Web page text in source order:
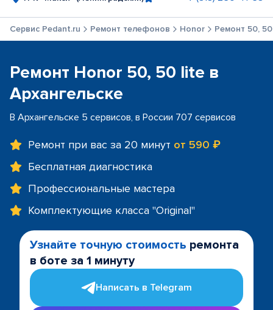
Сервис Pedant.ru Ремонт телефонов Honor Ремонт 50,
Ремонт Honor 50, 50 lite в
Архангельске
В Архангельске 5 сервисов, в России 707 сервисов
Ремонт при вас за 20 минут от 590 ₽
Бесплатная диагностика
Профессиональные мастера
Комплектующие класса "Original"
Узнайте точную стоимость ремонта
в боте за 1 минуту
Написать в Telegram